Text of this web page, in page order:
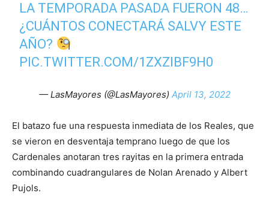
LA TEMPORADA PASADA FUERON 48…
¿CUÁNTOS CONECTARÁ SALVY ESTE
AÑO?
PIC.TWITTER.COM/1ZXZIBF9H0
— LasMayores (@LasMayores) April 13, 2022
El batazo fue una respuesta inmediata de los Reales, que
se vieron en desventaja temprano luego de que los
Cardenales anotaran tres rayitas en la primera entrada
combinando cuadrangulares de Nolan Arenado y Albert
Pujols.